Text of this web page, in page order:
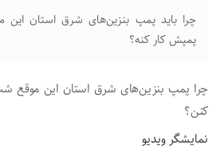
چرا باید پمپ بنزین‌های شرق استان
پمپش کار کنه؟
چرا پمپ بنزین‌های شرق استان این موقع
کنن؟
نمایشگر ویدیو